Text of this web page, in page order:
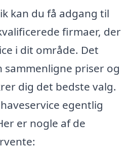
kan du få adgang til
firmaer, der
i dit område. Det
sammenligne priser og
dig det bedste valg.
egentlig
er nogle af de